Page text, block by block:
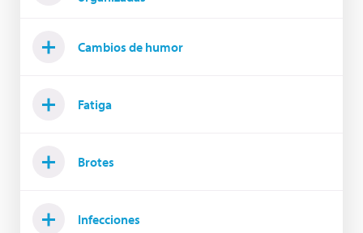
Cambios de humor
Fatiga
Brotes
Infecciones